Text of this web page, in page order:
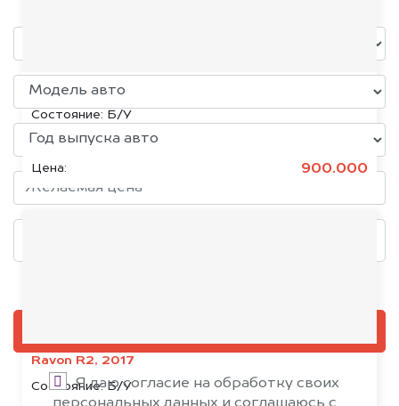
Chevrolet Cruze, 2018
Состояние: Б/У
Цена: 900.000
Ravon R2, 2017
Состояние:Б/У
Я даю согласие на обработку своих
персональных данных и соглашаюсь с